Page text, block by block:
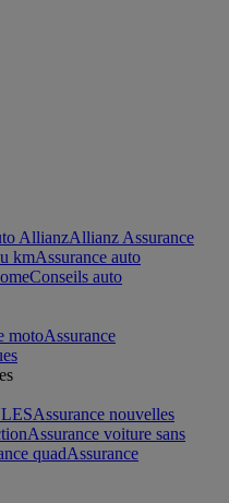
AllianzAllianz Assurance
kmAssurance auto
Conseils auto
motoAssurance
Assurance nouvelles
Assurance voiture sans
quadAssurance